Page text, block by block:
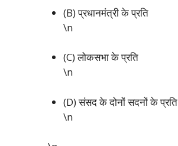
(B) प्रधानमंत्री के प्रति
\n
(C) लोकसभा के प्रति
\n
(D) संसद के दोनों सदनों के प्रति
\n